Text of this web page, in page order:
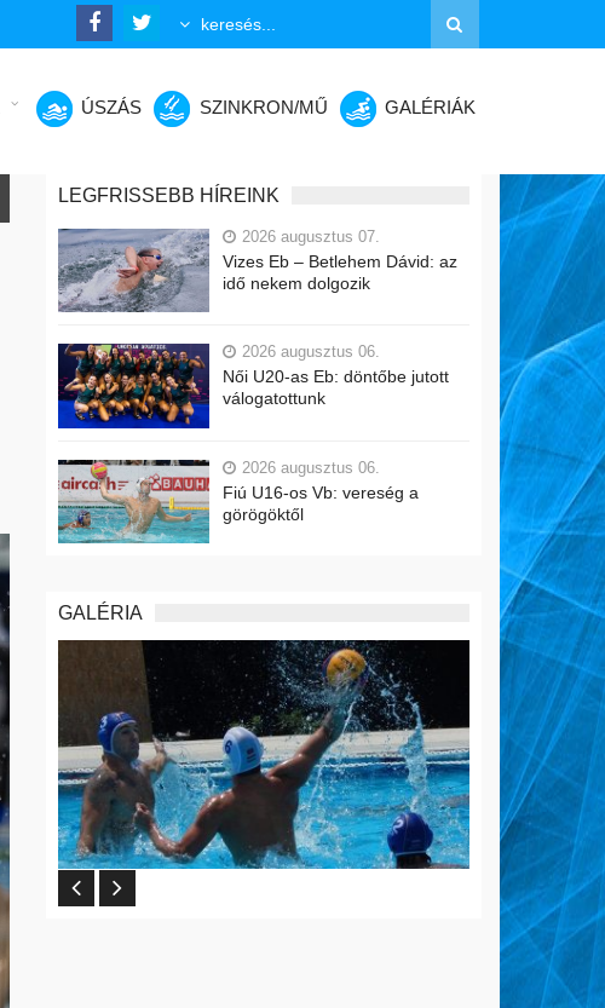
ÚSZÁS SZINKRON/MŰ GALÉRIÁK
LEGFRISSEBB HÍREINK
2026 augusztus 07.
Vizes Eb – Betlehem Dávid: az
idő nekem dolgozik
2026 augusztus 06.
Női U20-as Eb: döntőbe jutott
válogatottunk
2026 augusztus 06.
Fiú U16-os Vb: vereség a
görögöktől
GALÉRIA